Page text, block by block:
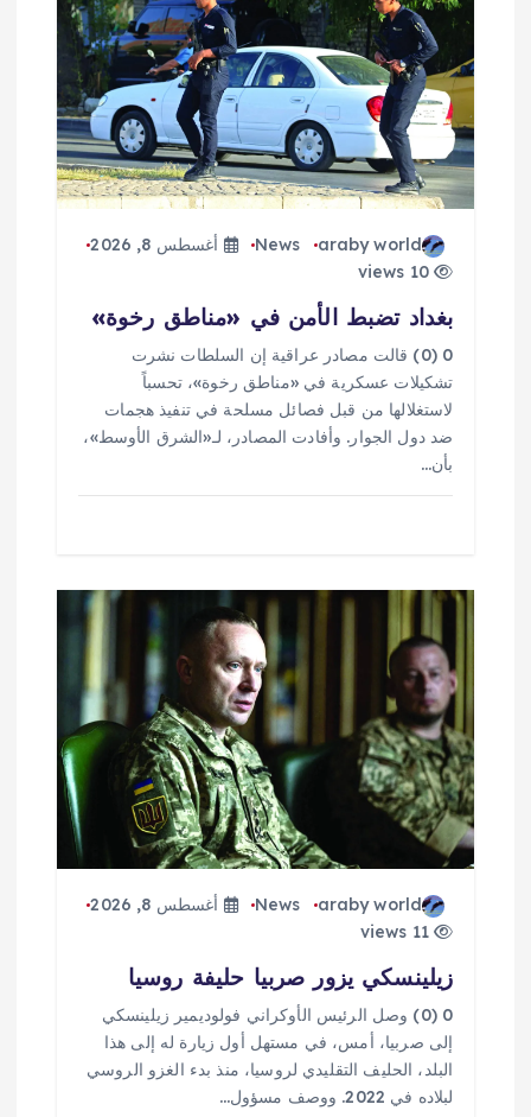
م
ق
ت
araby world
News
أغسطس 8, 2026
10 views
بغداد تضبط الأمن في «مناطق رخوة»
0 (0) قالت مصادر عراقية إن السلطات نشرت
تشكيلات عسكرية في «مناطق رخوة»، تحسباً
لاستغلالها من قبل فصائل مسلحة في تنفيذ هجمات
ضد دول الجوار. وأفادت المصادر، لـ«الشرق الأوسط»،
بأن…
araby world
News
أغسطس 8, 2026
11 views
زيلينسكي يزور صربيا حليفة روسيا
0 (0) وصل الرئيس الأوكراني فولوديمير زيلينسكي
إلى صربيا، أمس، في مستهل أول زيارة له إلى هذا
البلد، الحليف التقليدي لروسيا، منذ بدء الغزو الروسي
لبلاده في 2022. ووصف مسؤول…